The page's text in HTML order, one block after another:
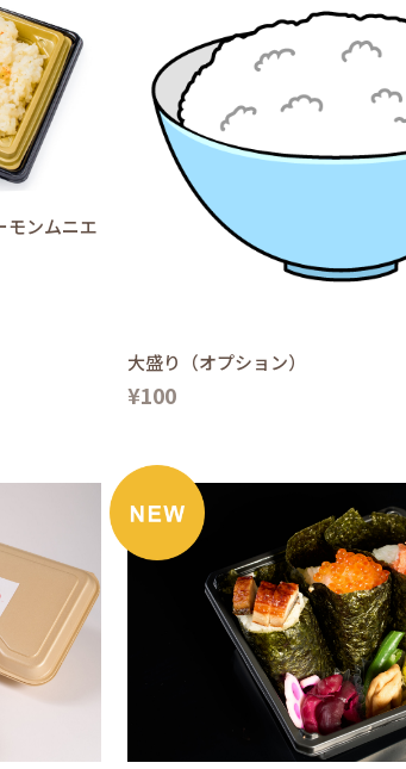
モンムニエ
大盛り（オプション）
¥100